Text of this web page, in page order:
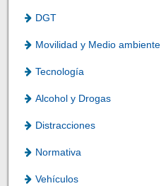
DGT
Movilidad y Medio ambiente
Tecnología
Alcohol y Drogas
Distracciones
Normativa
Vehículos